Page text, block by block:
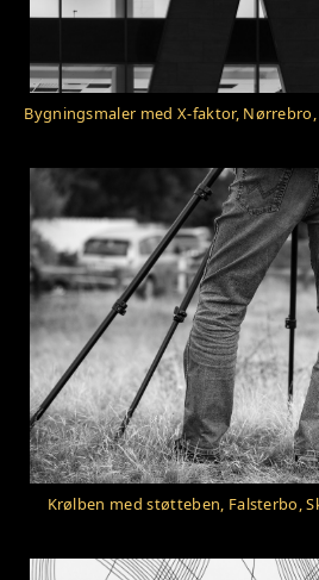
Bygningsmaler med X-faktor,
Krølben med støtteben, Falsterbo,